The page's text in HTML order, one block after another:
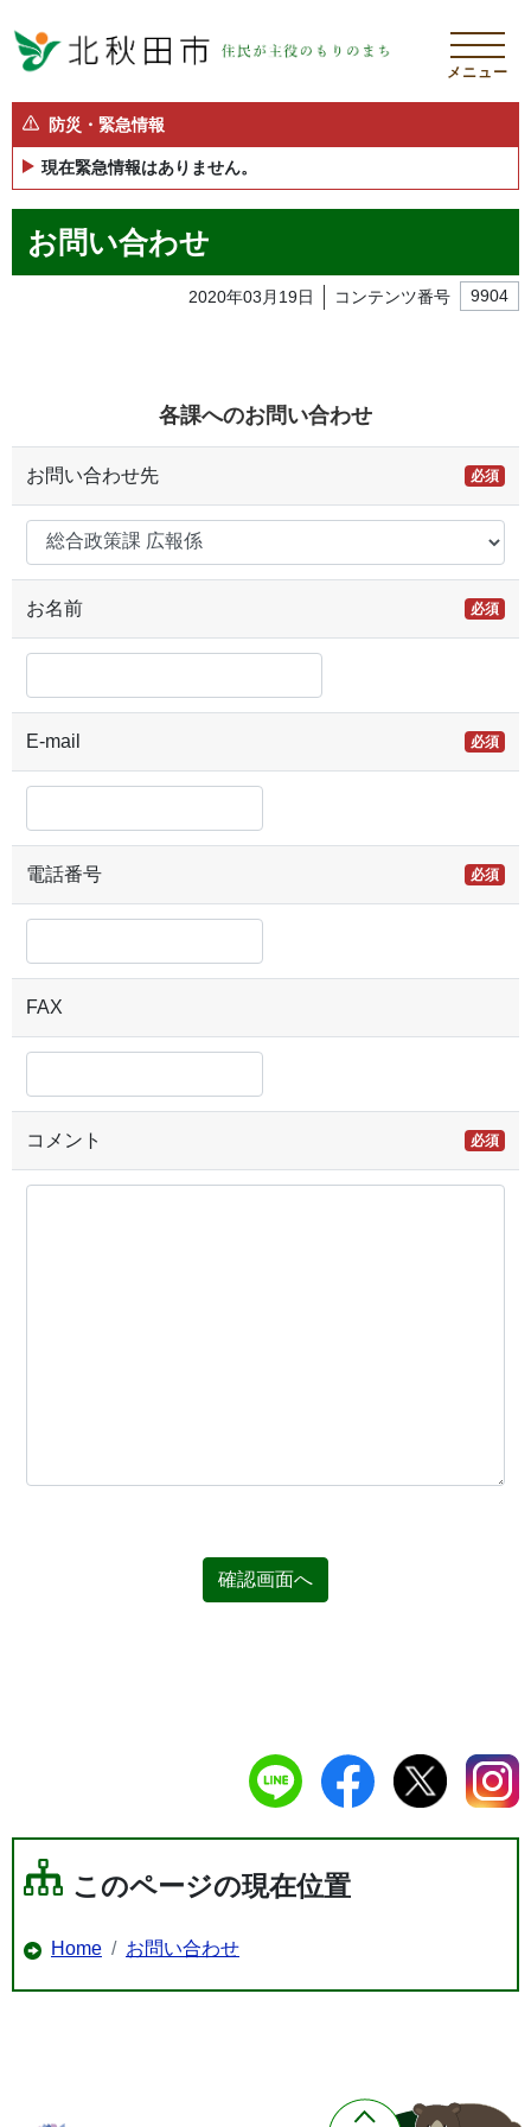
メニュー
防災・緊急情報
現在緊急情報はありません。
お問い合わせ
2020年03月19日 コンテンツ番号 9904
各課へのお問い合わせ
お問い合わせ先 必須
お名前 必須
E-mail 必須
電話番号 必須
FAX
コメント 必須
確認画面へ
このページの現在位置
Home お問い合わせ